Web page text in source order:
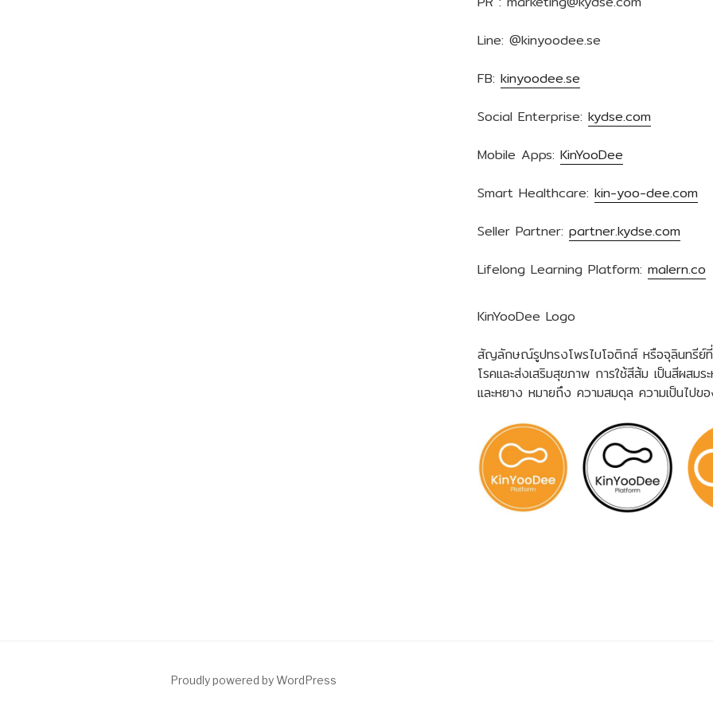
Line: @kinyoodee.se
FB: kinyoodee.se
Social Enterprise: kydse.com
Mobile Apps: KinYooDee
Smart Healthcare: kin-yoo-dee.com
Seller Partner: partner.kydse.com
Lifelong Learning Platform: malern.co
KinYooDee Logo
สัญลักษณ์รูปทรงโพรไบโอติกส์ หรือจุลินทรีย์
โรคและส่งเสริมสุขภาพ การใช้สีส้ม เป็นสีผสม
และหยาง หมายถึง ความสมดุล ความเป็นไปข
Proudly powered by WordPress